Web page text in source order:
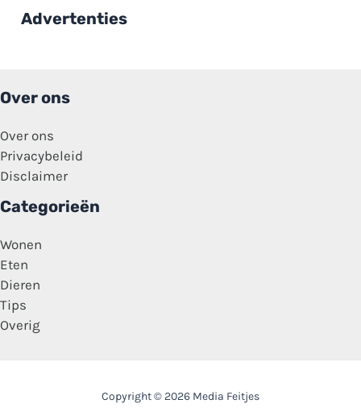
allemaal
te
Advertenties
Over ons
Over ons
Privacybeleid
Disclaimer
Categorieën
Wonen
Eten
Dieren
Tips
Overig
Copyright © 2026 Media Feitjes